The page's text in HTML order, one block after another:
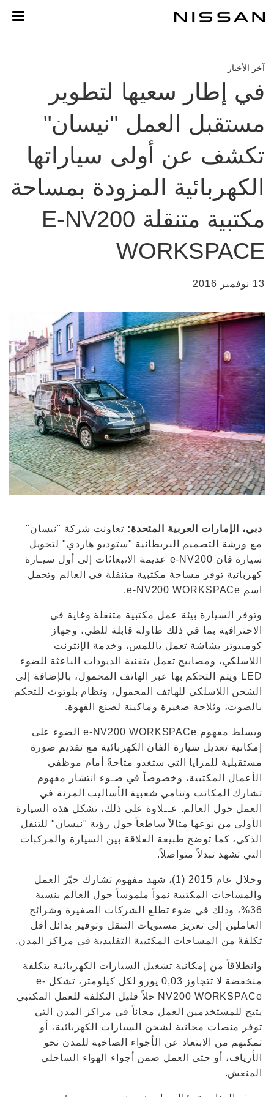
المحتوى
آخر الأخبار
في إطار سعيها لتطوير
مستقبل العمل "نيسان"
تكشف عن أولى سياراتها
الكهربائية المزودة بمساحة
مكتبية متنقلة E-NV200
WORKSPACE
13 نوفمبر 2016
دبي، الإمارات العربية المتحدة: تعاونت شركة "نيسان"
مع ورشة التصميم البريطانية "ستوديو هاردي" لتحويل
سيارة فان e-NV200 عديمة الانبعاثات إلى أول سيـارة
كهربائية توفر مساحة مكتبية متنقلة في العالم وتحمل
اسم e-NV200 WORKSPACe.
وتوفر السيارة بيئة عمل مكتبية متنقلة وغاية في
الاحترافية بما في ذلك طاولة قابلة للطي، وجهاز
كومبيوتر بشاشة تعمل باللمس، وخدمة الإنترنت
اللاسلكي، ومصابيح تعمل بتقنية الديودات الباعثة للضوء
LED ويتم التحكم بها عبر الهاتف المحمول، بالإضافة إلى
الشحن اللاسلكي للهاتف المحمول، ونظام بلوتوث للتحكم
بالصوت، وثلاجة صغيرة وماكينة لصنع القهوة.
ويسلط مفهوم e-NV200 WORKSPACe الضوء على
إمكانية تعديل سيارة الفان الكهربائية مع تقديم صورة
مستقبلية للمزايا التي ستغدو متاحةً أمام موظفي
الأعمال المكتبية، وخصوصاً في ضـوء انتشار مفهوم
تشارك المكاتب وتنامي شعبية الأساليب المرنة في
العمل حول العالم. عــلاوة على ذلك، تشكل هذه السيارة
الأولى من نوعها مثالاً ساطعاً حول رؤية "نيسان" للتنقل
الذكي، كما توضح طبيعة العلاقة بين السيارة والمركبات
التي تشهد تبدلاً متواصلاً.
وخلال عام 2015 (1)، شهد مفهوم تشارك حيّز العمل
والمساحات المكتبية نمواً ملموساً حول العالم بنسبة
36%، وذلك في ضوء تطلع الشركات الصغيرة وشرائح
العاملين إلى تعزيز مستويات التنقل وتوفير بدائل أقل
تكلفةً من المساحات المكتبية التقليدية في مراكز المدن.
وانطلاقاً من إمكانية تشغيل السيارات الكهربائية بتكلفة
منخفضة لا تتجاوز 0,03 يورو لكل كيلومتر، تشكل e-
NV200 WORKSPACe حلاً قليل التكلفة للعمل المكتبي
يتيح للمستخدمين العمل مجاناً في مراكز المدن التي
توفر منصات مجانية لشحن السيارات الكهربائية، أو
تمكنهم من الابتعاد عن الأجواء الصاخبة للمدن نحو
الأرياف، أو حتى العمل ضمن أجواء الهواء الساحلي
المنعش.